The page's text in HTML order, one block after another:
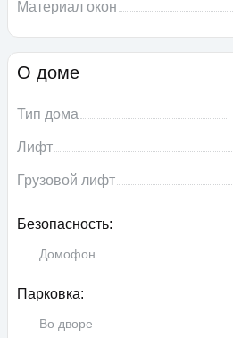
Материал окон
О доме
Тип дома
Лифт
Грузовой лифт
Безопасность:
Домофон
Парковка:
Во дворе